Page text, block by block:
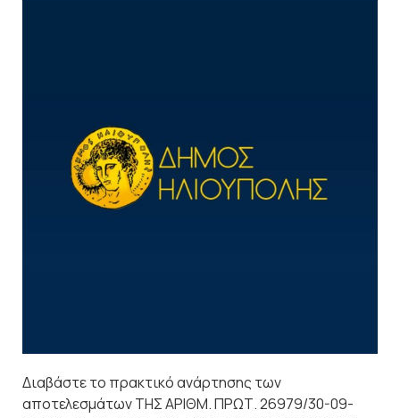
Διαβάστε το πρακτικό ανάρτησης των
αποτελεσμάτων ΤΗΣ ΑΡΙΘΜ. ΠΡΩΤ. 26979/30-09-